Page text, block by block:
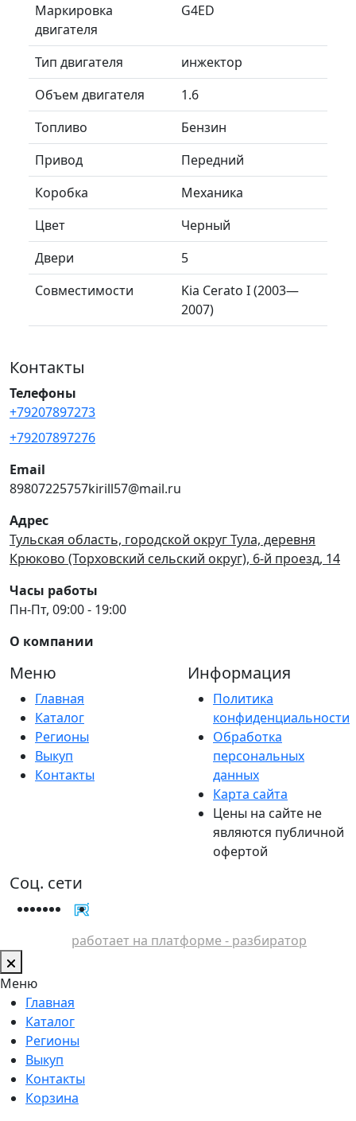
Маркировка
двигателя
G4ED
Тип двигателя
инжектор
Объем двигателя
1.6
Топливо
Бензин
Привод
Передний
Коробка
Механика
Цвет
Черный
Двери
5
Совместимости
Kia Cerato I (2003—
2007)
Контакты
Телефоны
+79207897273
+79207897276
Email
89807225757kirill57@mail.ru
Адрес
Тульская область, городской округ Тула, деревня
Крюково (Торховский сельский округ), 6-й проезд, 14
Часы работы
Пн-Пт, 09:00 - 19:00
О компании
Меню
Главная
Каталог
Регионы
Выкуп
Контакты
Информация
Политика
конфиденциальности
Обработка
персональных
данных
Карта сайта
Цены на сайте не
являются публичной
офертой
Соц. сети
работает на платформе - разбиратор
Меню
Главная
Каталог
Регионы
Выкуп
Контакты
Корзина